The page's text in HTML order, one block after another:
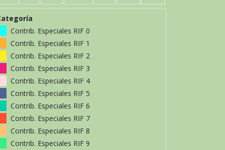
Contrib. Especiales RIF 0
Contrib. Especiales RIF 1
Contrib. Especiales RIF 2
Contrib. Especiales RIF 3
Contrib. Especiales RIF 4
Contrib. Especiales RIF 5
Contrib. Especiales RIF 6
Contrib. Especiales RIF 7
Contrib. Especiales RIF 8
Contrib. Especiales RIF 9